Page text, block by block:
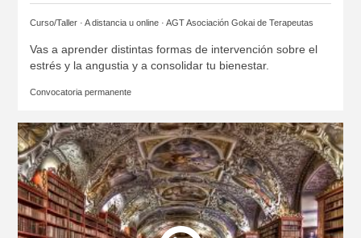
Curso/Taller · A distancia u online · AGT Asociación Gokai de Terapeutas
Vas a aprender distintas formas de intervención sobre el
estrés y la angustia y a consolidar tu bienestar.
Convocatoria permanente